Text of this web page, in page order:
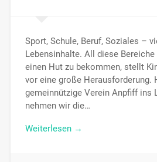
Sport, Schule, Beruf, Soziales –
Lebensinhalte. All diese
einen Hut zu bekommen, stellt
vor eine große Herausforderung.
gemeinnützige Verein Anpfiff ins
nehmen wir die…
Weiterlesen →